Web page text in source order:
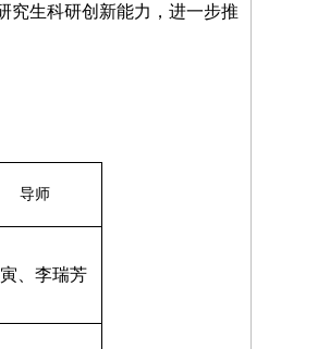
究生科研创新能力，进一步推
导师
、李瑞芳